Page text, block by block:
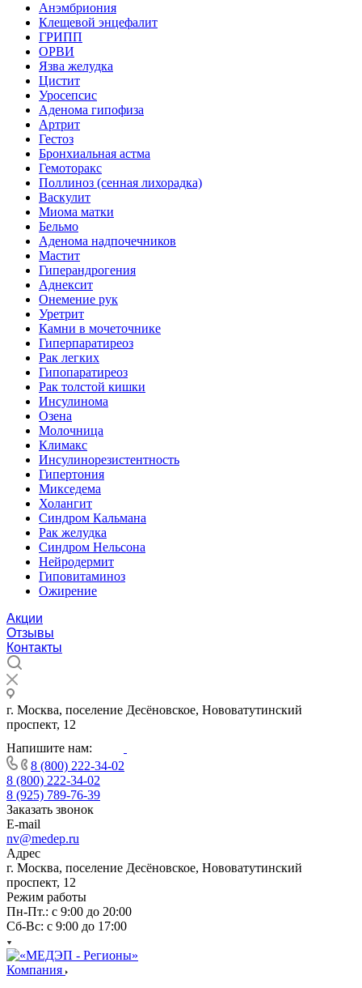
Анэмбриония
Клещевой энцефалит
ГРИПП
ОРВИ
Язва желудка
Цистит
Уросепсис
Аденома гипофиза
Артрит
Гестоз
Бронхиальная астма
Гемоторакс
Поллиноз (сенная лихорадка)
Васкулит
Миома матки
Бельмо
Аденома надпочечников
Мастит
Гиперандрогения
Аднексит
Онемение рук
Уретрит
Камни в мочеточнике
Гиперпаратиреоз
Рак легких
Гипопаратиреоз
Рак толстой кишки
Инсулинома
Озена
Молочница
Климакс
Инсулинорезистентность
Гипертония
Микседема
Холангит
Синдром Кальмана
Рак желудка
Синдром Нельсона
Нейродермит
Гиповитаминоз
Ожирение
Акции
Отзывы
Контакты
г. Москва, поселение Десёновское, Нововатутинский
проспект, 12
Напишите нам:
8 (800) 222-34-02
8 (800) 222-34-02
8 (925) 789-76-39
Заказать звонок
E-mail
nv@medep.ru
Адрес
г. Москва, поселение Десёновское, Нововатутинский
проспект, 12
Режим работы
Пн-Пт.: с 9:00 до 20:00
Cб-Вс: с 9:00 до 17:00
Компания